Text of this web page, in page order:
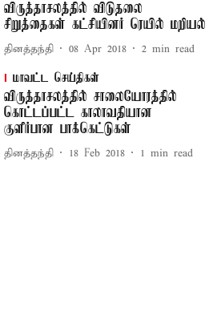
விருத்தாசலத்தில் விடுதலை
சிறுத்தைகள் கட்சியினர் ரெயில் மறியல்
தினத்தந்தி 08 Apr 2018 2 min read
மாவட்ட செய்திகள்
விருத்தாசலத்தில் சாலையோரத்தில்
கொட்டப்பட்ட காலாவதியான
குளிர்பான பாக்கெட்டுகள்
தினத்தந்தி 18 Feb 2018 1 min read